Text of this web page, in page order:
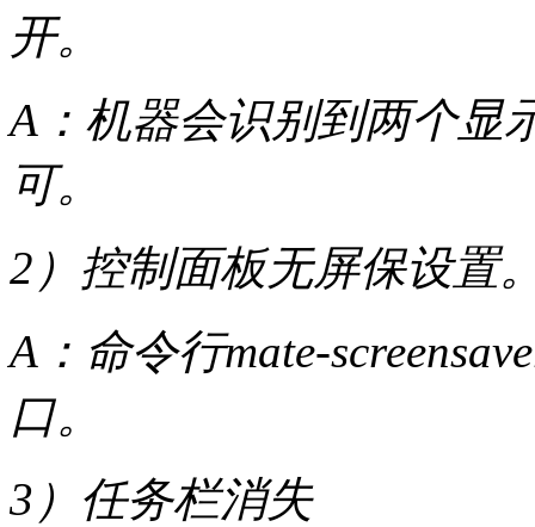
开。
A：机器会识别到两个显
可。
2）控制面板无屏保设置
A：命令行mate-
口。
3）任务栏消失